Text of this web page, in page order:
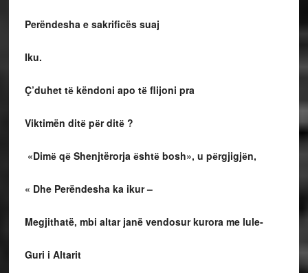
Perëndesha e sakrificës suaj
Iku.
Ç’duhet tё këndoni apo tё flijoni pra
Viktimën ditё pёr ditё ?
«Dimё qё Shenjtërorja ёshtё bosh», u pёrgjigjёn,
« Dhe Perëndesha ka ikur –
Megjithatë, mbi altar janë vendosur kurora me lule-
Guri i Altarit